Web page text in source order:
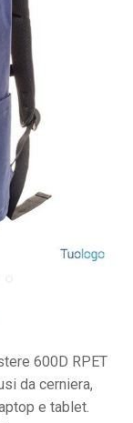
600D RPET
da cerniera,
e tablet.